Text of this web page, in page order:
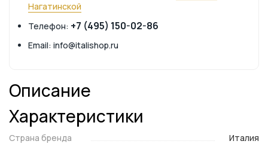
Нагатинской
Телефон: +7 (495) 150-02-86
Email: info@italishop.ru
Описание
Характеристики
Страна бренда
Италия